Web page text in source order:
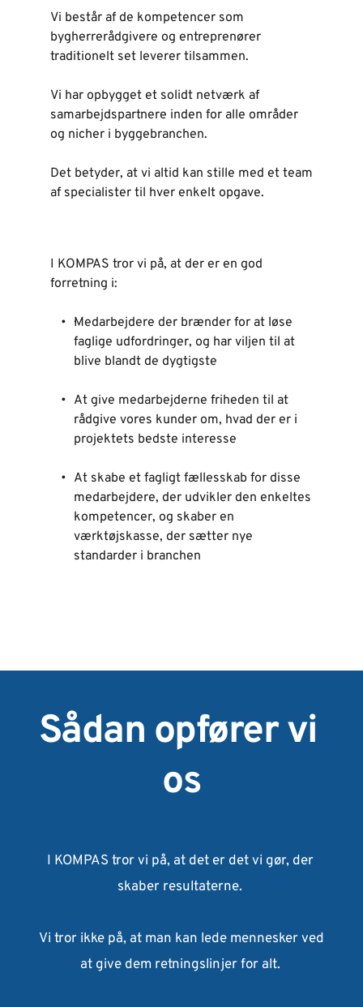
Vi består af de kompetencer som
bygherrerådgivere og entreprenører
traditionelt set leverer tilsammen.
Vi har opbygget et solidt netværk af
samarbejdspartnere inden for alle områder
og nicher i byggebranchen.
Det betyder, at vi altid kan stille med et team
af specialister til hver enkelt opgave.
I KOMPAS tror vi på, at der er en god
forretning i:
·Medarbejdere der brænder for at løse
faglige udfordringer, og har viljen til at
blive blandt de dygtigste
At give medarbejderne friheden til at
rådgive vores kunder om, hvad der er i
projektets bedste interesse
At skabe et fagligt fællesskab for disse
medarbejdere, der udvikler den enkeltes
kompetencer, og skaber en
værktøjskasse, der sætter nye
standarder i branchen
Sådan opfører vi
os
I KOMPAS tror vi på, at det er det vi gør, der
skaber resultaterne.
Vi tror ikke på, at man kan lede mennesker ved
at give dem retningslinjer for alt.